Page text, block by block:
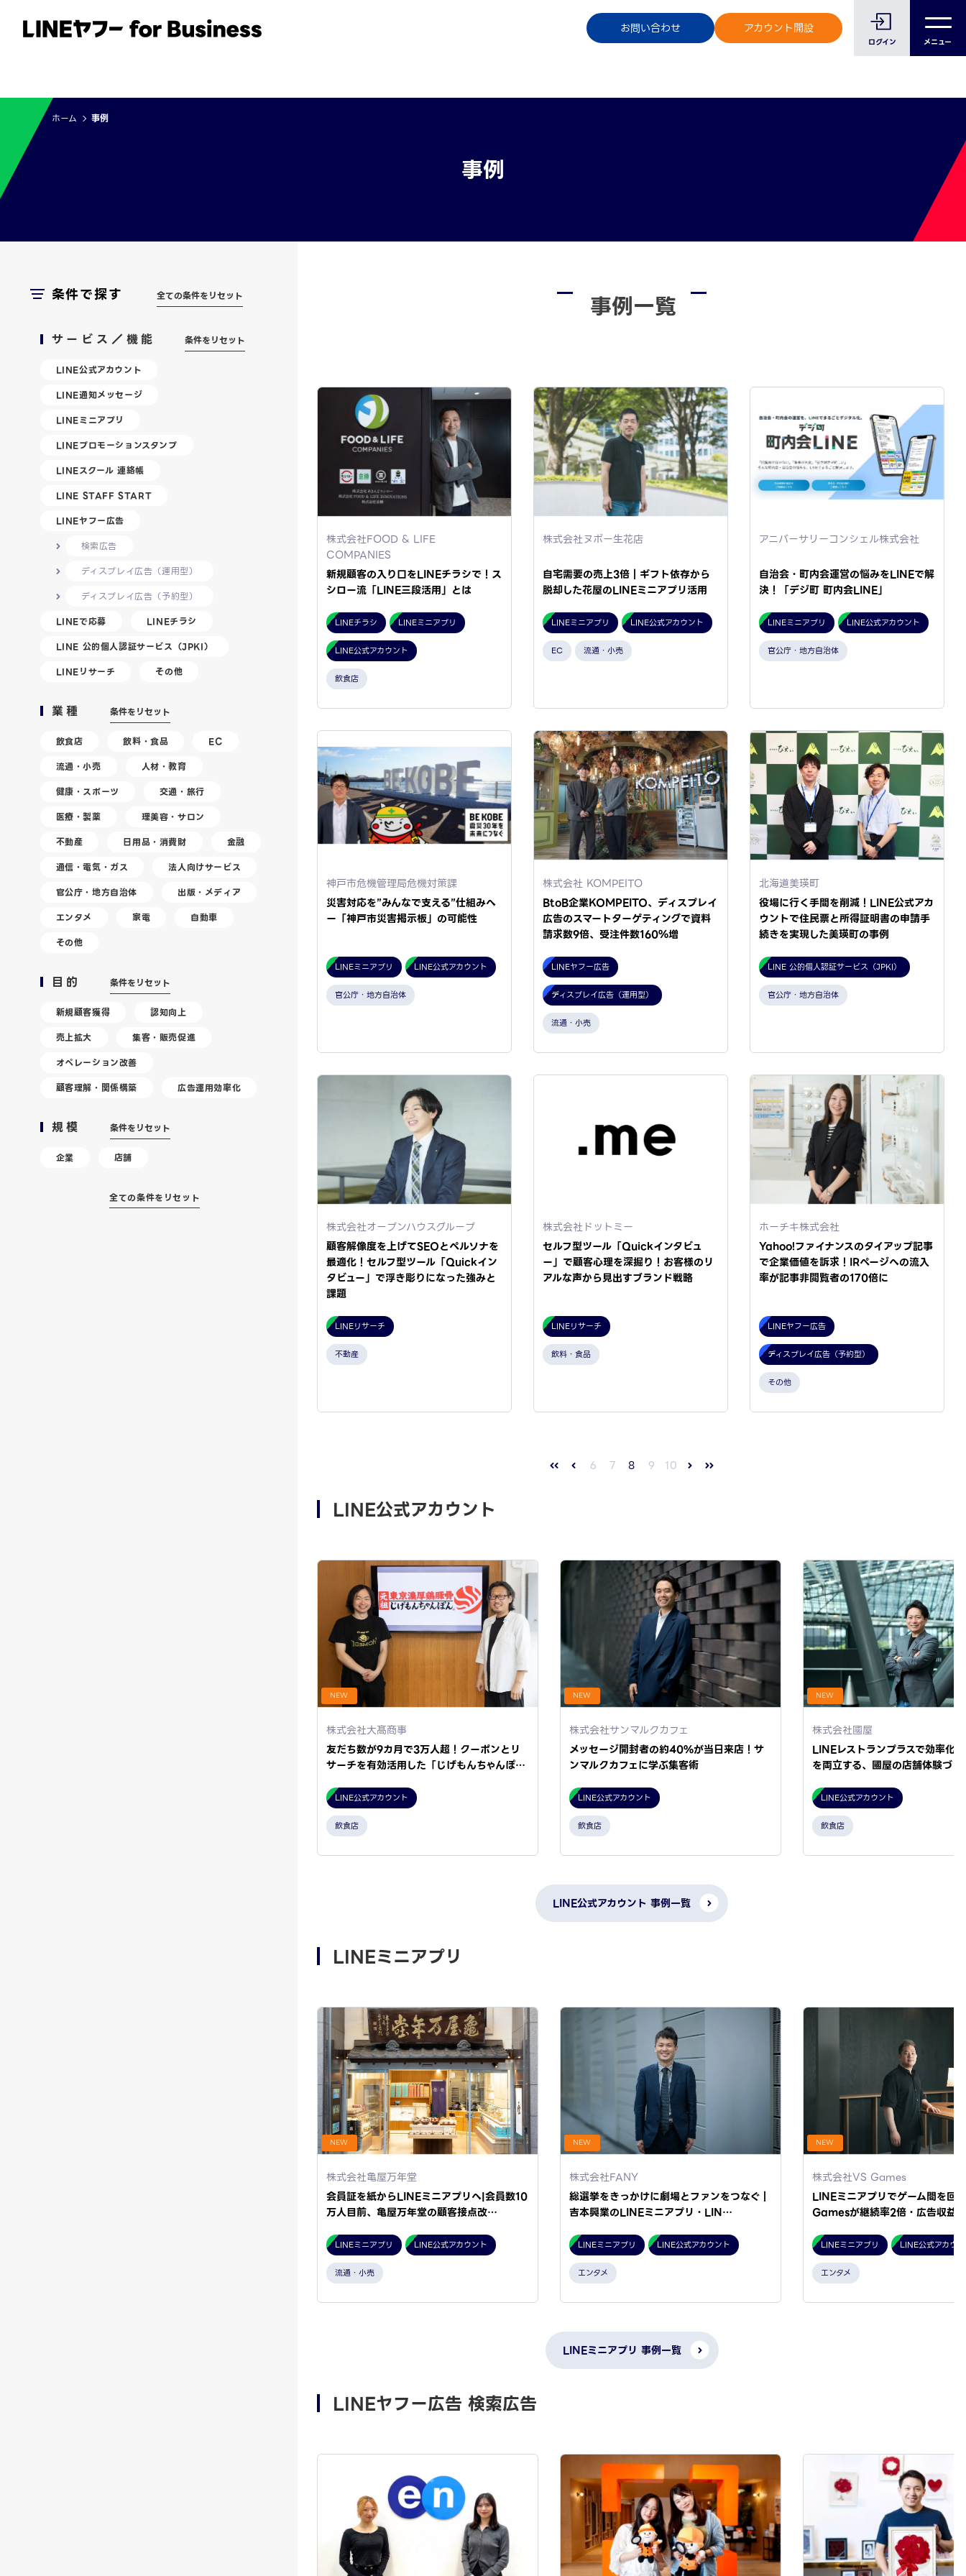
お問い合わせ アカウント開設
ログイン メニュー
サービス 事例 イベント・セミナー ご利用中のお客様へ
ホーム 事例
事例
事例一覧
条件で探す 全ての条件をリセット
サービス／機能 条件をリセット
LINE公式アカウント
LINE通知メッセージ
LINEミニアプリ
LINEプロモーションスタンプ
LINEスクール 連絡帳
LINE STAFF START
LINEヤフー広告
検索広告
ディスプレイ広告（運用型）
ディスプレイ広告（予約型）
LINEで応募
LINEチラシ
LINE 公的個人認証サービス（JPKI）
LINEリサーチ
その他
業種 条件をリセット
飲食店 飲料・食品
EC
流通・小売
人材・教育
健康・スポーツ
交通・旅行
医療・製薬
理美容・サロン
不動産
日用品・消費財
金融
通信・電気・ガス
法人向けサービス
官公庁・地方自治体
出版・メディア
エンタメ
家電
自動車
その他
目的 条件をリセット
新規顧客獲得
認知向上
売上拡大
集客・販売促進
オペレーション改善
顧客理解・関係構築
広告運用効率化
規模 条件をリセット
企業 店舗
全ての条件をリセット
株式会社FOOD & LIFE
COMPANIES
新規顧客の入り口をLINEチラシで！ス
シロー流「LINE三段活用」とは
LINEチラシ LINEミニアプリ
LINE公式アカウント
飲食店
株式会社ヌボー生花店
自宅需要の売上3倍｜ギフト依存から
脱却した花屋のLINEミニアプリ活用
LINEミニアプリ LINE公式アカウント
EC 流通・小売
アニバーサリーコンシェル株式会社
自治会・町内会運営の悩みをLINEで解
決！「デジ町 町内会LINE」
LINEミニアプリ LINE公式アカウント
官公庁・地方自治体
神戸市危機管理局危機対策課
災害対応を”みんなで支える”仕組みへ
ー「神戸市災害掲示板」の可能性
LINEミニアプリ LINE公式アカウント
官公庁・地方自治体
株式会社 KOMPEITO
BtoB企業KOMPEITO、ディスプレイ
広告のスマートターゲティングで資料
請求数9倍、受注件数160％増
LINEヤフー広告
ディスプレイ広告（運用型）
流通・小売
北海道美瑛町
役場に行く手間を削減！LINE公式アカ
ウントで住民票と所得証明書の申請手
続きを実現した美瑛町の事例
LINE 公的個人認証サービス（JPKI）
官公庁・地方自治体
株式会社オープンハウスグループ
顧客解像度を上げてSEOとペルソナを
最適化！セルフ型ツール「Quickイン
タビュー」で浮き彫りになった強みと
課題
LINEリサーチ
不動産
株式会社ドットミー
セルフ型ツール「Quickインタビュ
ー」で顧客心理を深掘り！お客様のリ
アルな声から見出すブランド戦略
LINEリサーチ
飲料・食品
ホーチキ株式会社
Yahoo!ファイナンスのタイアップ記事
で企業価値を訴求！IRページへの流入
率が記事非閲覧者の170倍に
LINEヤフー広告
ディスプレイ広告（予約型）
その他
6 7 8 9 10
LINE公式アカウント
NEW
株式会社大髙商事
友だち数が9カ月で3万人超！クーポンとリ
サーチを有効活用した「じげもんちゃんぽ…
LINE公式アカウント
飲食店
NEW
株式会社サンマルクカフェ
メッセージ開封者の約40%が当日来店！サ
ンマルクカフェに学ぶ集客術
LINE公式アカウント
飲食店
NEW
株式会社國屋
LINEレストランプラスで効率化
を両立する、國屋の店舗体験づく
LINE公式アカウント
飲食店
LINE公式アカウント 事例一覧
LINEミニアプリ
NEW
株式会社亀屋万年堂
会員証を紙からLINEミニアプリへ|会員数10
万人目前、亀屋万年堂の顧客接点改…
LINEミニアプリ LINE公式アカウント
流通・小売
NEW
株式会社FANY
総選挙をきっかけに劇場とファンをつなぐ｜
吉本興業のLINEミニアプリ・LIN…
LINEミニアプリ LINE公式アカウント
エンタメ
NEW
株式会社VS Games
LINEミニアプリでゲーム間を回
Gamesが継続率2倍・広告収益
LINEミニアプリ LINE公式アカウ
エンタメ
LINEミニアプリ 事例一覧
LINEヤフー広告 検索広告